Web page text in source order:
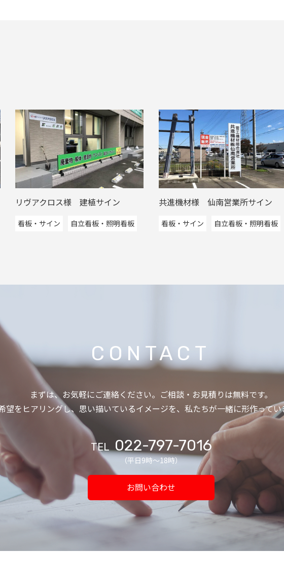
リヴアクロス様 建植サイン
看板・サイン 自立看板・照明看板
共進機材様 仙南営業所サイン
看板・サイン 自立看板・照明看板
CONTACT
まずは、お気軽にご連絡ください。ご相談・お見積りは無料です。
望をヒアリングし、思い描いているイメージを、私たちが一緒に形作ってい
TEL 022-797-7016
（平日9時〜18時）
お問い合わせ